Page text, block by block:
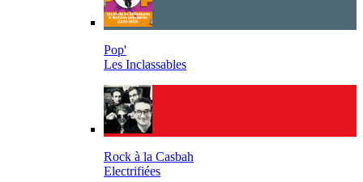
Pop'
Les Inclassables
Rock à la Casbah
Electrifiées